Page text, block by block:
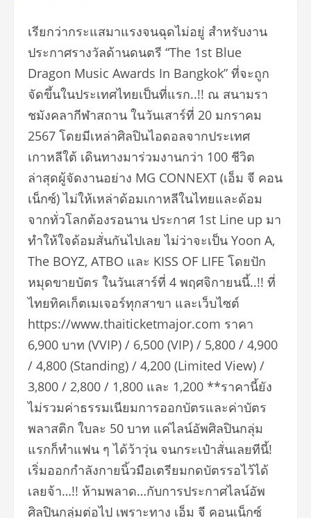
เรียกว่ากระแสมาแรงจนฉุดไม่อยู่ สำหรับงาน
ประกาศรางวัลด้านดนตรี “The 1st Blue
Dragon Music Awards In Bangkok” ที่จะถูก
จัดขึ้นในประเทศไทยเป็นที่แรก..!! ณ สนามรา
ชมังคลากีฬาสถาน ในวันเสาร์ที่ 20 มกราคม
2567 โดยมีเหล่าศิลปินไอดอลจากประเทศ
เกาหลีใต้ เดินทางมาร่วมงานกว่า 100 ชีวิต
ล่าสุดผู้จัดงานอย่าง MG CONNEXT (เอ็ม จี คอน
เน็กซ์) ไม่ให้เหล่าด้อมเกาหลีในไทยและด้อม
จากทั่วโลกต้องรอนาน ประกาศ 1st Line up มา
ทำให้ใจด้อมสั่นกันไปเลย ไม่ว่าจะเป็น Yoon A,
The BOYZ, ATBO และ KISS OF LIFE โดยปัก
หมุดขายบัตร ในวันเสาร์ที่ 4 พฤศจิกายนนี้..!! ที่
ไทยทิคเก็ตเมเจอร์ทุกสาขา และเว็บไซต์
https://www.thaiticketmajor.com ราคา
6,900 บาท (VVIP) / 6,500 (VIP) / 5,800 / 4,900
/ 4,800 (Standing) / 4,200 (Limited View) /
3,800 / 2,800 / 1,800 และ 1,200 **ราคานี้ยัง
ไม่รวมค่าธรรมเนียมการออกบัตรและค่าบัตร
พลาสติก ใบละ 50 บาท แค่ไลน์อัพศิลปินกลุ่ม
แรกก็ทำแฟน ๆ ได้ว้าวุ่น จนกระเป๋าสั่นเลยทีนี้!
เริ่มออกกำลังกายนิ้วมือเตรียมกดบัตรรอไว้ได้
เลยจ้า…!! ห้ามพลาด…กับการประกาศไลน์อัพ
ศิลปินกลุ่มต่อไป เพราะทาง เอ็ม จี คอนเน็กซ์